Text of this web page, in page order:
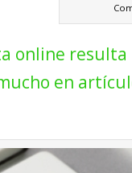
online
en